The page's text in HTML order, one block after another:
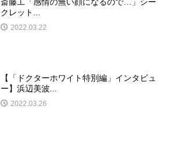
斎藤工「感情の無い顔になるので…」シー
クレット...
2022.03.22
【「ドクターホワイト特別編」インタビュ
ー】浜辺美波...
2022.03.26